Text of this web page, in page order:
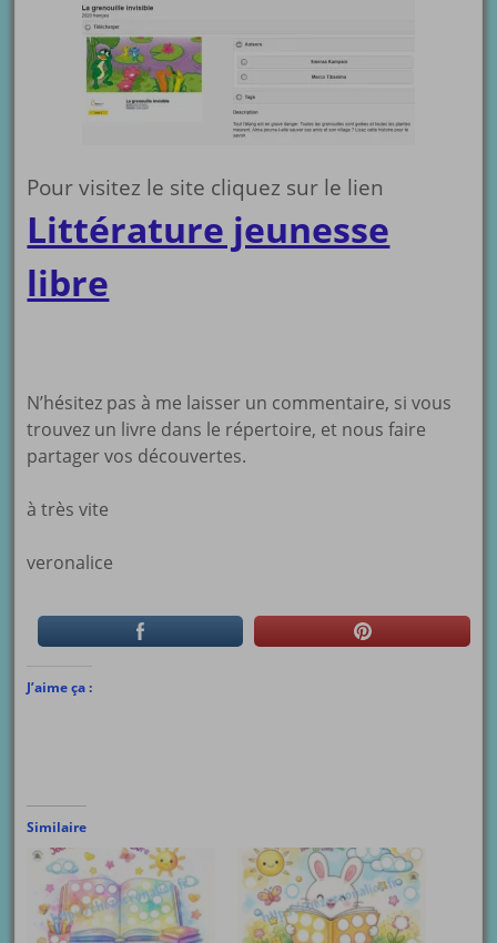
Pour visitez le site cliquez sur le lien
Littérature jeunesse
libre
N’hésitez pas à me laisser un commentaire, si vous
trouvez un livre dans le répertoire, et nous faire
partager vos découvertes.
à très vite
veronalice
J’aime ça :
Similaire